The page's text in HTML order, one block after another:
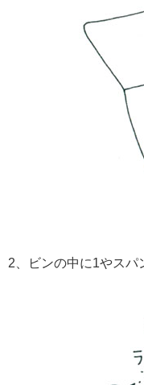
2、ビンの中に1やスパ